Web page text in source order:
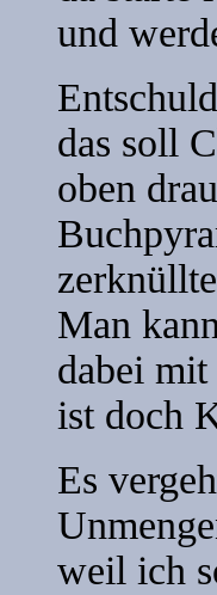
und
das soll
oben
Man
dabei
ist doch
Es
weil ich